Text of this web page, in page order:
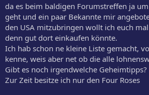
da es beim baldigen Forumstreffen ja
geht und ein paar Bekannte mir
den USA mitzubringen wollt ich euch
denn gut dort einkaufen könnte.
Ich hab schon ne kleine Liste gemacht,
kenne, weis aber net ob die alle
Gibt es noch irgendwelche Geheimtipps?
Zur Zeit besitze ich nur den Four Roses